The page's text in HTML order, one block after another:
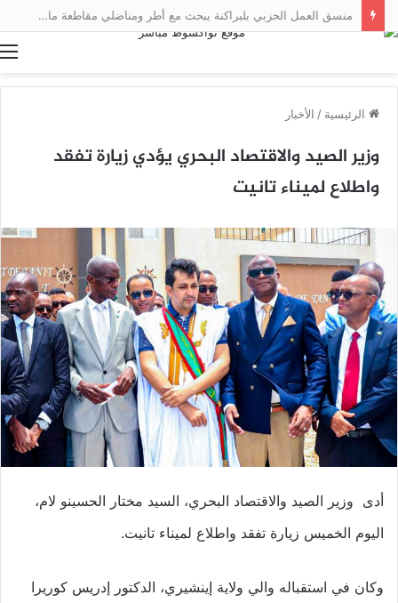
منسق العمل الحزبي بلبراكنة يبحث مع أطر ومناضلي مقاطعة مال سبل تعزيز العمل التنظيمي
الرئيسية / الأخبار
وزير الصيد والاقتصاد البحري يؤدي زيارة تفقد
واطلاع لميناء تانيت
أدى وزير الصيد والاقتصاد البحري، السيد مختار الحسينو لام،
اليوم الخميس زيارة تفقد واطلاع لميناء تانيت.
وكان في استقباله والي ولاية إينشيري، الدكتور إدريس كوريرا